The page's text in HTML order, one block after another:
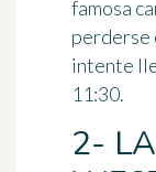
famosa
perderse
intente
11:30.
2-